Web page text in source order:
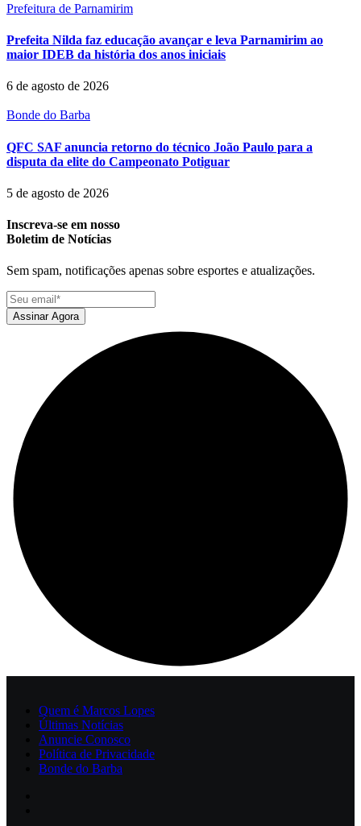
Prefeitura de Parnamirim
Prefeita Nilda faz educação avançar e leva Parnamirim ao
maior IDEB da história dos anos iniciais
6 de agosto de 2026
Bonde do Barba
QFC SAF anuncia retorno do técnico João Paulo para a
disputa da elite do Campeonato Potiguar
5 de agosto de 2026
Inscreva-se em nosso
Boletim de Notícias
Sem spam, notificações apenas sobre esportes e atualizações.
Assinar Agora
Quem é Marcos Lopes
Últimas Notícias
Anuncie Conosco
Política de Privacidade
Bonde do Barba